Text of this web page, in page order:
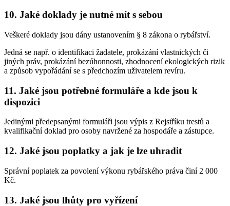
10. Jaké doklady je nutné mít s sebou
Veškeré doklady jsou dány ustanovením § 8 zákona o rybářství.
Jedná se např. o identifikaci žadatele, prokázání vlastnických či
jiných práv, prokázání bezúhonnosti, zhodnocení ekologických rizik
a způsob vypořádání se s předchozím uživatelem revíru.
11. Jaké jsou potřebné formuláře a kde jsou k
dispozici
Jedinými předepsanými formuláři jsou výpis z Rejstříku trestů a
kvalifikační doklad pro osoby navržené za hospodáře a zástupce.
12. Jaké jsou poplatky a jak je lze uhradit
Správní poplatek za povolení výkonu rybářského práva činí 2 000
Kč.
13. Jaké jsou lhůty pro vyřízení